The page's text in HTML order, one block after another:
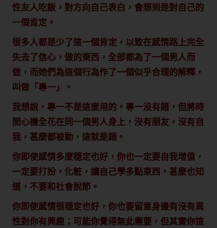
性友人吃飯，對方向自己表白，會想到是對自己的
一個肯定。
很多人都是少了這一個肯定，以致在感情路上完全
失去了信心，做的東西，全部都為了一個男人而
做，而她們為這個行為作了一個似乎合理的解釋，
叫做「專一」。
我想說，專一不是這麼用的。專一沒有錯，但將時
間心機全花在同一個男人身上，沒有朋友，沒有自
我，甚麼都被動，這就是錯。
你即使感情多麼穏定也好，你也一定要自我增值，
一定要打扮，化粧，讓自己學多點東西，甚麼也知
道，不要和社會脫節。
你即使感情很穏定也好，你也要留意身邊有沒有異
性對你有興趣；可能你覺得無此需要，但其實你這